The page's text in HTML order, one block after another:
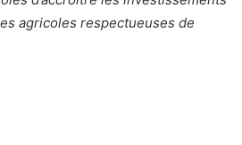
agricoles respectueuses de